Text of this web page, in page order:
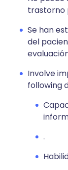
trastorno
Se han
del
Involve
following
.